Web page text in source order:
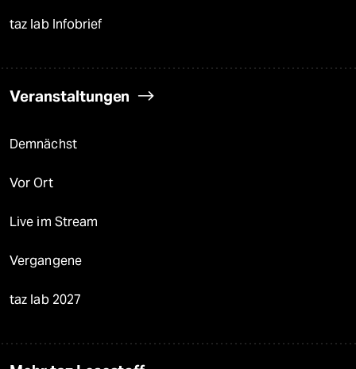
taz lab Infobrief
Veranstaltungen
Demnächst
Vor Ort
Live im Stream
Vergangene
taz lab 2027